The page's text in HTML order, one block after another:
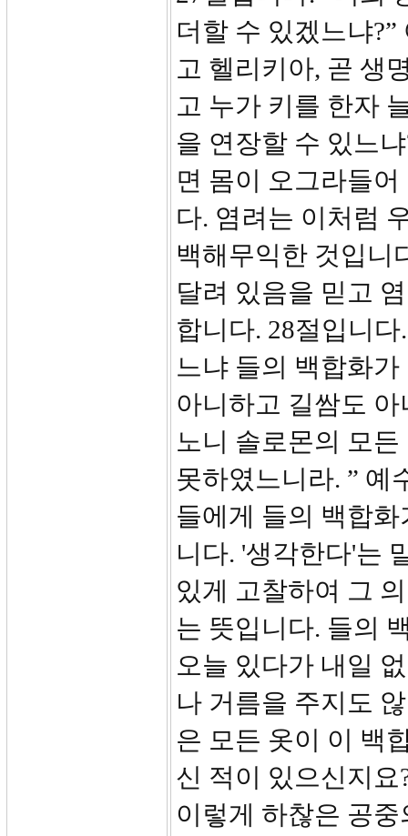
더할 수 있겠느냐
고 헬리키아, 곧 생
고 누가 키를 한자
을 연장할 수 있느
면 몸이 오그라들
다. 염려는 이처럼
백해무익한 것입니
달려 있음을 믿고
합니다. 28절입니
느냐 들의 백합화
아니하고 길쌈도
노니 솔로몬의 모
못하였느니라. ” 예
들에게 들의 백합
니다. '생각한다'는
있게 고찰하여 그
는 뜻입니다. 들의
오늘 있다가 내일
나 거름을 주지도
은 모든 옷이 이 백
신 적이 있으신지
이렇게 하찮은 공